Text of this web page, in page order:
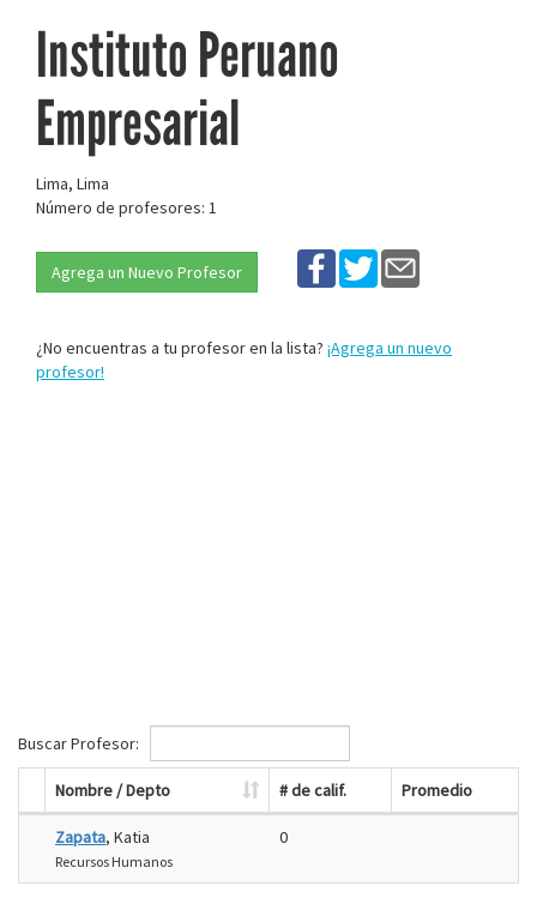
Instituto Peruano
Empresarial
Lima, Lima
Número de profesores: 1
Agrega un Nuevo Profesor
¿No encuentras a tu profesor en la lista? ¡Agrega un nuevo
profesor!
Buscar Profesor:
Nombre / Depto # de calif. Promedio
Zapata, Katia
Recursos Humanos
0